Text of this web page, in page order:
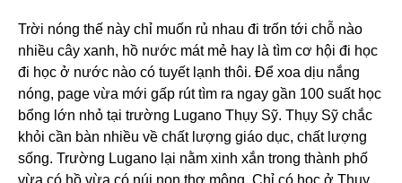
Trời nóng thế này chỉ muốn rủ nhau đi trốn tới chỗ nào
nhiều cây xanh, hồ nước mát mẻ hay là tìm cơ hội đi học
đi học ở nước nào có tuyết lạnh thôi. Để xoa dịu nắng
nóng, page vừa mới gấp rút tìm ra ngay gần 100 suất học
bổng lớn nhỏ tại trường Lugano Thụy Sỹ. Thụy Sỹ chắc
khỏi cần bàn nhiều về chất lượng giáo dục, chất lượng
sống. Trường Lugano lại nằm xinh xắn trong thành phố
vừa có hồ vừa có núi non thơ mộng. Chỉ có học ở Thụy